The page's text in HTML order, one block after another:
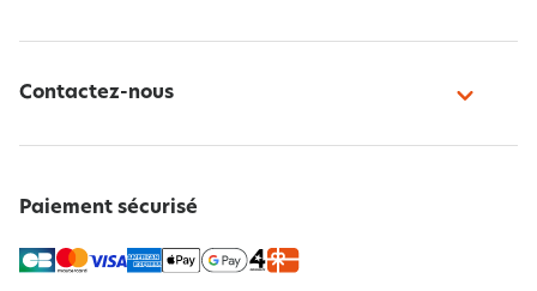
Contactez-nous
Paiement sécurisé